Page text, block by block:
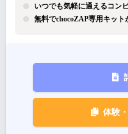
いつでも気軽に通えるコン
無料でchocoZAP専用キット
体験